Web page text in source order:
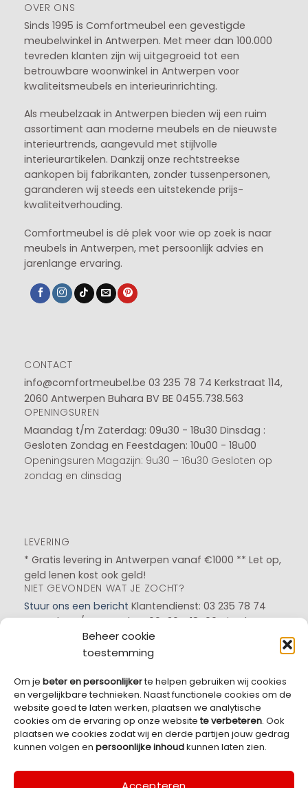
Beheer cookie
toestemming
Om je beter en persoonlijkerte helpen gebruiken wij cookies
en vergelijkbare technieken. Naast functionele cookies om de
website goed te laten werken, plaatsen we analytische
cookies om de ervaring op onze websitete verbeteren. Ook
plaatsen we cookies zodat wij en derde partijen jouw gedrag
kunnen volgen en persoonlijke inhoudkunnen laten zien.
OVER ONS
Sinds 1995 is Comfortmeubel een gevestigde
meubelwinkel in Antwerpen. Met meer dan 100.000
tevreden klanten zijn wij uitgegroeid tot een
betrouwbare woonwinkel in Antwerpen voor
kwaliteitsmeubels en interieurinrichting.
Als meubelzaak in Antwerpen bieden wij een ruim
assortiment aan moderne meubels en de nieuwste
interieurtrends, aangevuld met stijlvolle
interieurartikelen. Dankzij onze rechtstreekse
aankopen bij fabrikanten, zonder tussenpersonen,
garanderen wij steeds een uitstekende prijs-
kwaliteitverhouding.
Comfortmeubel is dé plek voor wie op zoek is naar
meubels in Antwerpen, met persoonlijk advies en
jarenlange ervaring.
CONTACT
info@comfortmeubel.be 03 235 78 74 Kerkstraat 114,
2060 Antwerpen Buhara BV BE 0455.738.563
OPENINGSUREN
Maandag t/m Zaterdag: 09u30 - 18u30 Dinsdag :
Gesloten Zondag en Feestdagen: 10u00 - 18u00
Openingsuren Magazijn: 9u30 – 16u30 Gesloten op
zondag en dinsdag
LEVERING
* Gratis levering in Antwerpen vanaf €1000 ** Let op,
geld lenen kost ook geld!
NIET GEVONDEN WAT JE ZOCHT?
Stuur ons een bericht Klantendienst: 03 235 78 74
Maandag t/m zaterdag: 09u30 - 18u00Dinsdag :
Zondag en Feestdagen: 10u00 - 18u00
LOCATIE
Parking: Groenstraat 84, 2060 AntwerpenMagazijn
Helmstraat 12, 2140 Antwerpen